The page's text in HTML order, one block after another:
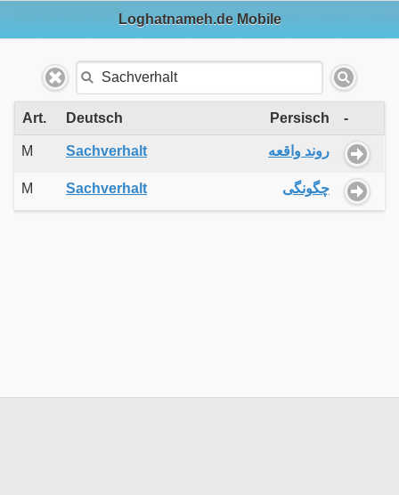
Loghatnameh.de Mobile
Art. Deutsch Persisch -
M Sachverhalt روند واقعه
M Sachverhalt چگونگی